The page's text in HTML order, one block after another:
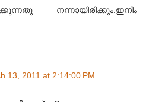
നന്നായിരിക്കും.ഇനീം
13, 2011 at 2:14:00 PM